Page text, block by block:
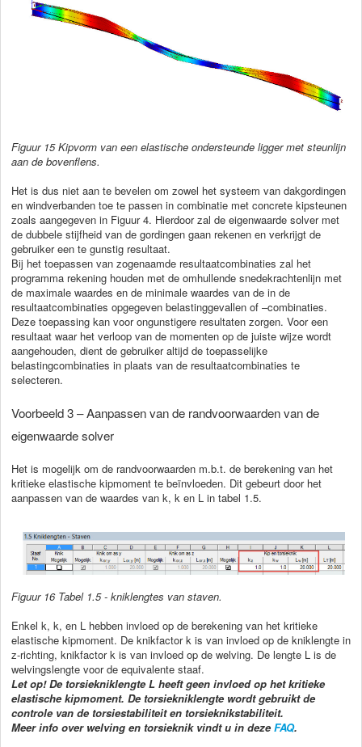
Figuur 15 Kipvorm van een elastische ondersteunde ligger met steunlijn
aan de bovenflens.
Het is dus niet aan te bevelen om zowel het systeem van dakgordingen
en windverbanden toe te passen in combinatie met concrete kipsteunen
zoals aangegeven in Figuur 4. Hierdoor zal de eigenwaarde solver met
de dubbele stijfheid van de gordingen gaan rekenen en verkrijgt de
gebruiker een te gunstig resultaat.
Bij het toepassen van zogenaamde resultaatcombinaties zal het
programma rekening houden met de omhullende snedekrachtenlijn met
de maximale waardes en de minimale waardes van de in de
resultaatcombinaties opgegeven belastinggevallen of –combinaties.
Deze toepassing kan voor ongunstigere resultaten zorgen. Voor een
resultaat waar het verloop van de momenten op de juiste wijze wordt
aangehouden, dient de gebruiker altijd de toepasselijke
belastingcombinaties in plaats van de resultaatcombinaties te
selecteren.
Voorbeeld 3 – Aanpassen van de randvoorwaarden van de
eigenwaarde solver
Het is mogelijk om de randvoorwaarden m.b.t. de berekening van het
kritieke elastische kipmoment te beïnvloeden. Dit gebeurt door het
aanpassen van de waardes van k, k en L in tabel 1.5.
Figuur 16 Tabel 1.5 - kniklengtes van staven.
Enkel k, k, en L hebben invloed op de berekening van het kritieke
elastische kipmoment. De knikfactor k is van invloed op de kniklengte in
z-richting, knikfactor k is van invloed op de welving. De lengte L is de
welvingslengte voor de equivalente staaf.
Let op! De torsiekniklengte L heeft geen invloed op het kritieke
elastische kipmoment. De torsiekniklengte wordt gebruikt de
controle van de torsiestabiliteit en torsieknikstabiliteit.
Meer info over welving en torsieknik vindt u in deze FAQ.